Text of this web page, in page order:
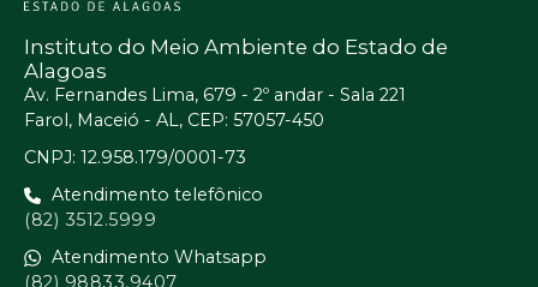
Instituto do Meio Ambiente do Estado de
Alagoas
Av. Fernandes Lima, 679 - 2º andar - Sala 221
Farol, Maceió - AL, CEP: 57057-450
CNPJ: 12.958.179/0001-73
Atendimento telefônico
(82) 3512.5999
Atendimento Whatsapp
(82) 98833.9407